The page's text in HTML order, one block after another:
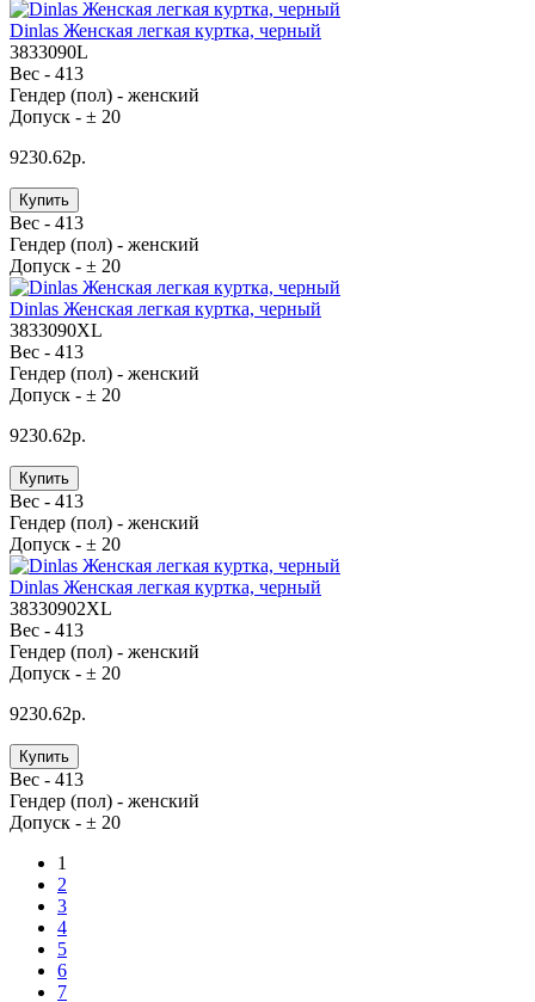
Dinlas Женская легкая куртка, черный
3833090L
Вес - 413
Гендер (пол) - женский
Допуск - ± 20
9230.62р.
Купить
Вес - 413
Гендер (пол) - женский
Допуск - ± 20
Dinlas Женская легкая куртка, черный
3833090XL
Вес - 413
Гендер (пол) - женский
Допуск - ± 20
9230.62р.
Купить
Вес - 413
Гендер (пол) - женский
Допуск - ± 20
Dinlas Женская легкая куртка, черный
38330902XL
Вес - 413
Гендер (пол) - женский
Допуск - ± 20
9230.62р.
Купить
Вес - 413
Гендер (пол) - женский
Допуск - ± 20
1
2
3
4
5
6
7